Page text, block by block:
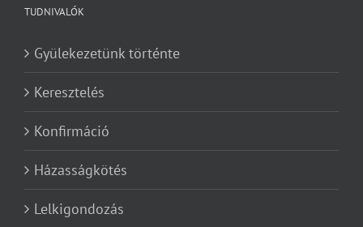
TUDNIVALÓK
Gyülekezetünk történte
Keresztelés
Konfirmáció
Házasságkötés
Lelkigondozás